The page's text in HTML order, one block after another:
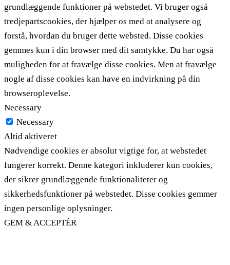
grundlæggende funktioner på webstedet. Vi bruger også
tredjepartscookies, der hjælper os med at analysere og
forstå, hvordan du bruger dette websted. Disse cookies
gemmes kun i din browser med dit samtykke. Du har også
muligheden for at fravælge disse cookies. Men at fravælge
nogle af disse cookies kan have en indvirkning på din
browseroplevelse.
Necessary
Necessary
Altid aktiveret
Nødvendige cookies er absolut vigtige for, at webstedet
fungerer korrekt. Denne kategori inkluderer kun cookies,
der sikrer grundlæggende funktionaliteter og
sikkerhedsfunktioner på webstedet. Disse cookies gemmer
ingen personlige oplysninger.
GEM & ACCEPTÈR